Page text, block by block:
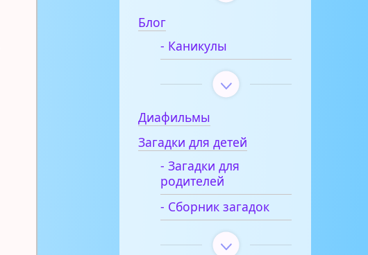
Блог
- Каникулы
Диафильмы
Загадки для детей
- Загадки для
родителей
- Сборник загадок